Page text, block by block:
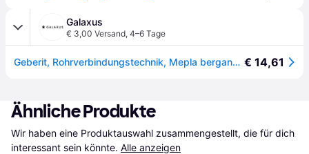
Galaxus
€ 3,00 Versand, 4–6 Tage
Geberit, Rohrverbindungstechnik, Mepla bergang mit AG 16x1/2" (Pressverbindung) € 14,61
Ähnliche Produkte
Wir haben eine Produktauswahl zusammengestellt, die für dich
interessant sein könnte. Alle anzeigen